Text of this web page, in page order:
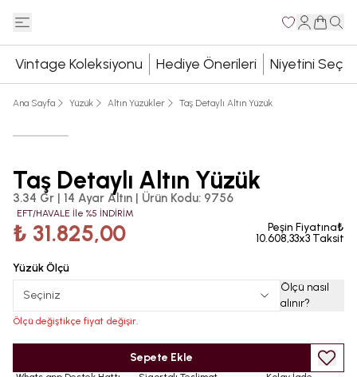
Vintage Koleksiyonu Hediye Önerileri Niyetini Seç
Ana Sayfa Yüzük Altın Yüzükler Taş Detaylı Altın Yüzük
Taş Detaylı Altın Yüzük
3.34 Gr | 14 Ayar Altın | Ürün Kodu: 9756
EFT/HAVALE İle %5 İNDİRİM
₺ 31.825,00
Peşin Fiyatına₺
10.608,33x3 Taksit
Yüzük Ölçü
Seçiniz
Ölçü nasıl
alınır?
Ölçü değiştikçe fiyat değişir.
Sepete Ekle